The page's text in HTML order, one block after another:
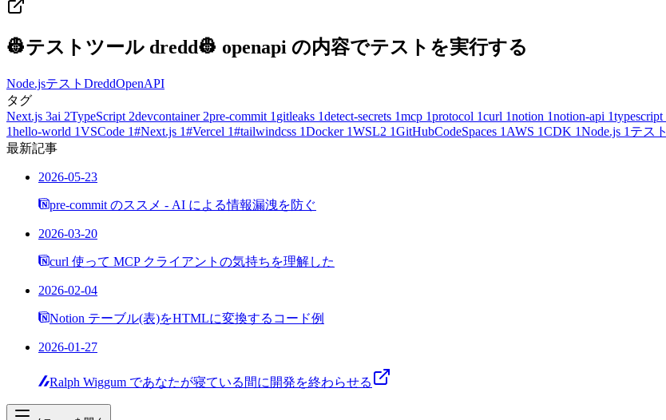
👷テストツール dredd👷 openapi の内容でテストを実行する
Node.jsテスト DreddOpenAPI
タグ
Next.js 3ai 2TypeScript 2devcontainer 2pre-commit 1 gitleaks 1detect-secrets 1mcp 1protocol 1curl 1notion 1notion-api 1typescript
1hello-world 1VSCode 1#Next.js 1#Vercel 1#tailwindcss 1Docker 1WSL2 1GitHubCodeSpaces 1 AWS 1CDK 1Node.js 1 テスト
最新記事
2026-05-23
pre-commit のススメ - AI による情報漏洩を防ぐ
2026-03-20
curl 使って MCP クライアントの気持ちを理解した
2026-02-04
Notion テーブル(表)をHTMLに変換するコード例
2026-01-27
Ralph Wiggum であなたが寝ている間に開発を終わらせる